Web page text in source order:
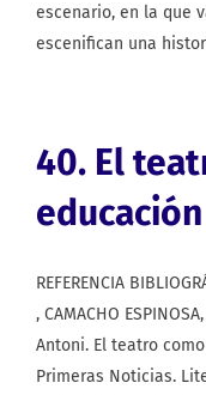
escenario, en la que
escenifican una
40. El
REFERENCIA
, CAMACHO
Antoni. El teatro
Primeras Noticias.